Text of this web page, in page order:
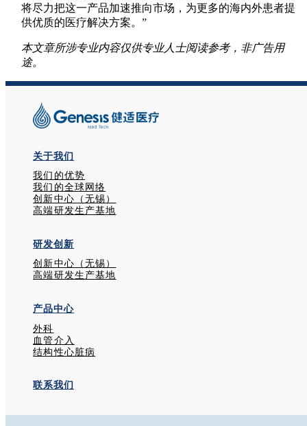
将尽力把这一产品加速推向市场，为更多的海内外患者提
供优质的医疗解决方案。”
本文章所涉专业内容仅供专业人士阅读参考，非广告用
途。
关于我们
我们的优势
我们的全球网络
创新中心（无锡）
高端研发生产基地
研发创新
创新中心（无锡）
高端研发生产基地
产品中心
外科
血管介入
结构性心脏病
联系我们